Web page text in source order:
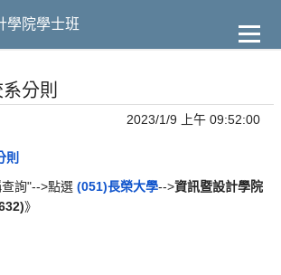
學院學士班
分則
2023/1/9 上午 09:52:00
則
查詢"-->點選(051)長榮大學-->資訊暨設計學院
》